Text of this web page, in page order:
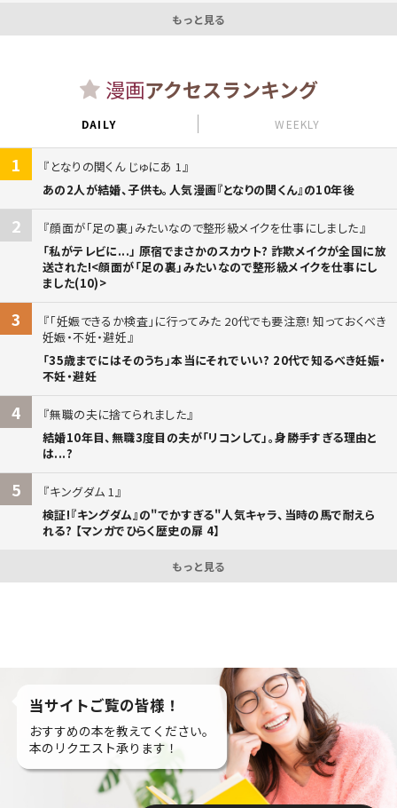
もっと見る
漫画アクセスランキング
DAILY WEEKLY
1
となりの関くん じゅにあ 1
あの2人が結婚、子供も。人気漫画『となりの関くん』の10年後
2
顔面が「足の裏」みたいなので整形級メイクを仕事にしました
「私がテレビに...」 原宿でまさかのスカウト? 詐欺メイクが全国に放
送された!<顔面が「足の裏」みたいなので整形級メイクを仕事にし
ました(10)>
3
「妊娠できるか検査」に行ってみた 20代でも要注意! 知っておくべき
妊娠・不妊・避妊
「35歳までにはそのうち」本当にそれでいい? 20代で知るべき妊娠・
不妊・避妊
4
無職の夫に捨てられました
結婚10年目、無職3度目の夫が「リコンして」。身勝手すぎる理由と
は...?
5
キングダム 1
検証!『キングダム』の"でかすぎる"人気キャラ、当時の馬で耐えら
れる? 【マンガでひらく歴史の扉 4】
もっと見る
当サイトご覧の皆様！
おすすめの本を教えてください。
本のリクエスト承ります！